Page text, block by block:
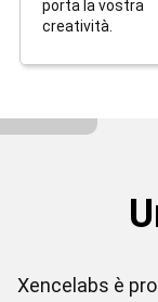
porta la vostra
creatività.
Xencelabs è